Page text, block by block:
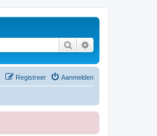
Zoek
Aanmelden
Registreer